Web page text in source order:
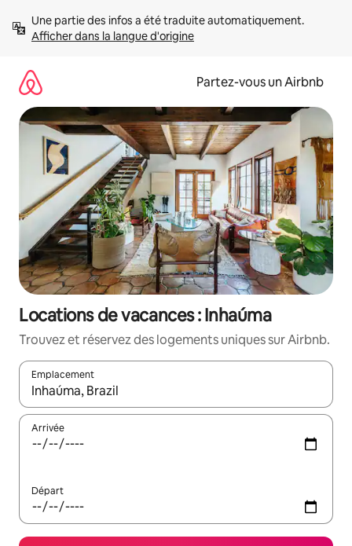
directement
Afficher dans la langue d'origine
Partez-vous un Airbnb
Locations de vacances : Inhaúma
Trouvez et réservez des logements uniques sur Airbnb.
Emplacement
Quand les résultats sont affichés, parcourez-les en utilisant
Arrivée
Départ